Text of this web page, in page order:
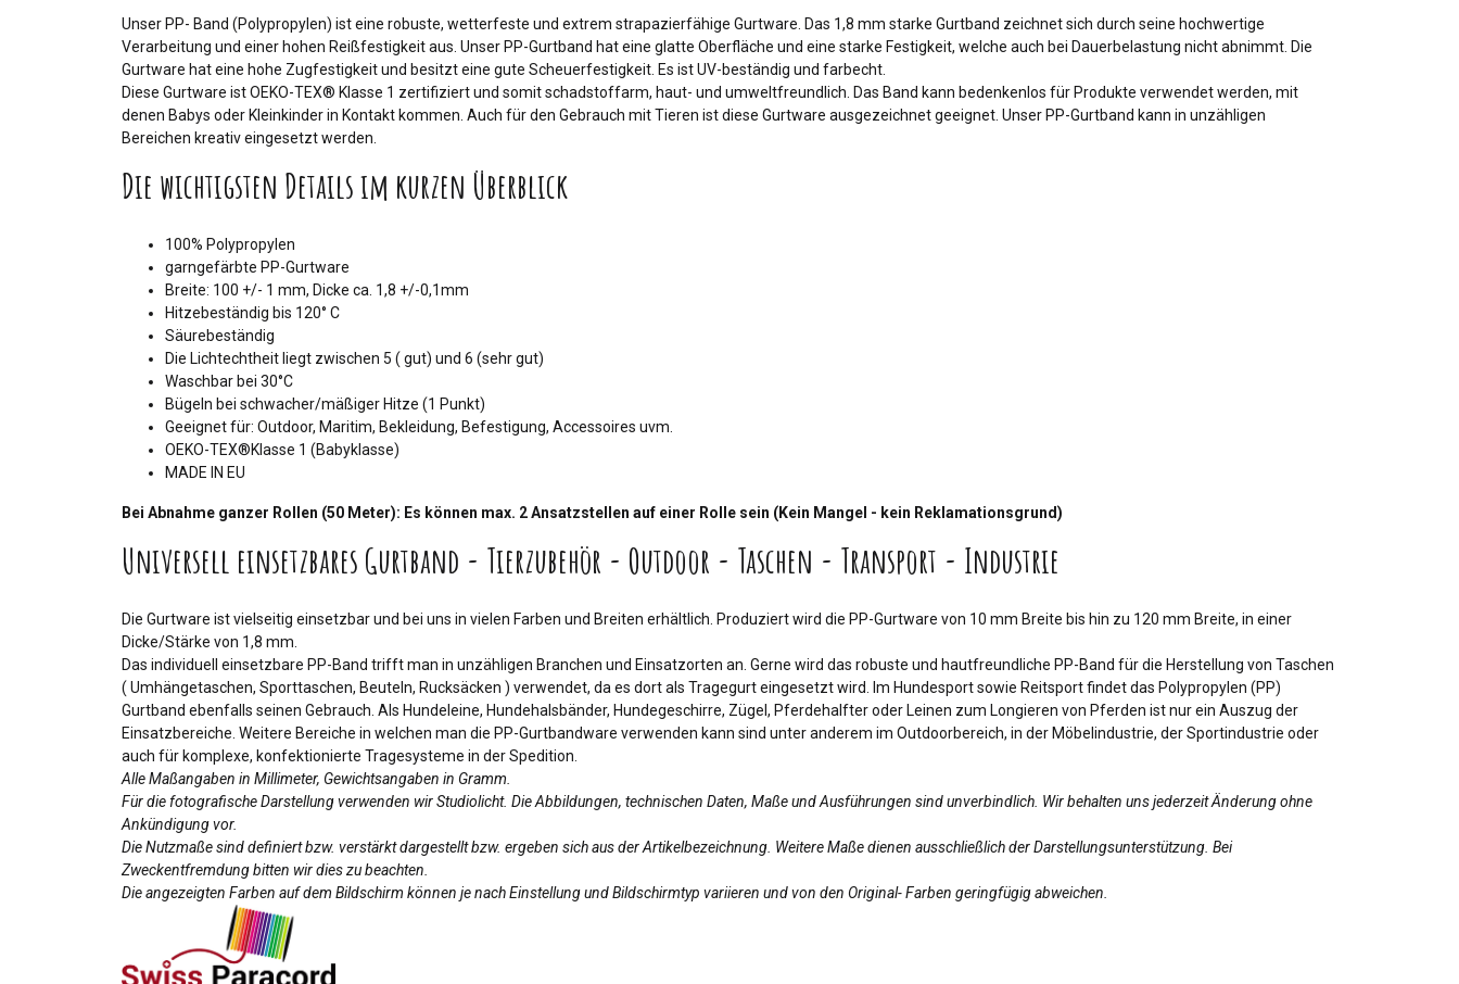
Unser PP- Band (Polypropylen) ist eine robuste, wetterfeste und extrem strapazierfähige Gurtware. Das 1,8 mm starke Gurtband zeichnet sich durch seine hochwertige
Verarbeitung und einer hohen Reißfestigkeit aus. Unser PP-Gurtband hat eine glatte Oberfläche und eine starke Festigkeit, welche auch bei Dauerbelastung nicht abnimmt. Die
Gurtware hat eine hohe Zugfestigkeit und besitzt eine gute Scheuerfestigkeit. Es ist UV-beständig und farbecht.
Diese Gurtware ist OEKO-TEX® Klasse 1 zertifiziert und somit schadstoffarm, haut- und umweltfreundlich. Das Band kann bedenkenlos für Produkte verwendet werden, mit
denen Babys oder Kleinkinder in Kontakt kommen. Auch für den Gebrauch mit Tieren ist diese Gurtware ausgezeichnet geeignet. Unser PP-Gurtband kann in unzähligen
Bereichen kreativ eingesetzt werden.
Die wichtigsten Details im kurzen Überblick
100% Polypropylen
garngefärbte PP-Gurtware
Breite: 100 +/- 1 mm, Dicke ca. 1,8 +/-0,1mm
Hitzebeständig bis 120° C
Säurebeständig
Die Lichtechtheit liegt zwischen 5 ( gut) und 6 (sehr gut)
Waschbar bei 30°C
Bügeln bei schwacher/mäßiger Hitze (1 Punkt)
Geeignet für: Outdoor, Maritim, Bekleidung, Befestigung, Accessoires uvm.
OEKO-TEX®Klasse 1 (Babyklasse)
MADE IN EU
Bei Abnahme ganzer Rollen (50 Meter): Es können max. 2 Ansatzstellen auf einer Rolle sein (Kein Mangel - kein Reklamationsgrund)
Universell einsetzbares Gurtband - Tierzubehör - Outdoor - Taschen - Transport - Industrie
Die Gurtware ist vielseitig einsetzbar und bei uns in vielen Farben und Breiten erhältlich. Produziert wird die PP-Gurtware von 10 mm Breite bis hin zu 120 mm Breite, in einer
Dicke/Stärke von 1,8 mm.
Das individuell einsetzbare PP-Band trifft man in unzähligen Branchen und Einsatzorten an. Gerne wird das robuste und hautfreundliche PP-Band für die Herstellung von Taschen
( Umhängetaschen, Sporttaschen, Beuteln, Rucksäcken ) verwendet, da es dort als Tragegurt eingesetzt wird. Im Hundesport sowie Reitsport findet das Polypropylen (PP)
Gurtband ebenfalls seinen Gebrauch. Als Hundeleine, Hundehalsbänder, Hundegeschirre, Zügel, Pferdehalfter oder Leinen zum Longieren von Pferden ist nur ein Auszug der
Einsatzbereiche. Weitere Bereiche in welchen man die PP-Gurtbandware verwenden kann sind unter anderem im Outdoorbereich, in der Möbelindustrie, der Sportindustrie oder
auch für komplexe, konfektionierte Tragesysteme in der Spedition.
Alle Maßangaben in Millimeter, Gewichtsangaben in Gramm.
Für die fotografische Darstellung verwenden wir Studiolicht. Die Abbildungen, technischen Daten, Maße und Ausführungen sind unverbindlich. Wir behalten uns jederzeit Änderung ohne
Ankündigung vor.
Die Nutzmaße sind definiert bzw. verstärkt dargestellt bzw. ergeben sich aus der Artikelbezeichnung. Weitere Maße dienen ausschließlich der Darstellungsunterstützung. Bei
Zweckentfremdung bitten wir dies zu beachten.
Die angezeigten Farben auf dem Bildschirm können je nach Einstellung und Bildschirmtyp variieren und von den Original- Farben geringfügig abweichen.